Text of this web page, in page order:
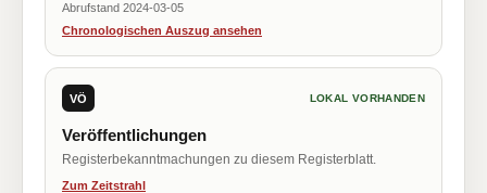
Abrufstand 2024-03-05
Chronologischen Auszug ansehen
VÖ LOKAL VORHANDEN
Veröffentlichungen
Registerbekanntmachungen zu diesem Registerblatt.
Zum Zeitstrahl